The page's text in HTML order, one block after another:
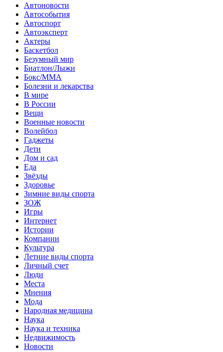
Автоновости
Автособытия
Автоспорт
Автоэксперт
Актеры
Баскетбол
Безумный мир
Биатлон/Лыжи
Бокс/MMA
Болезни и лекарства
В мире
В России
Вещи
Военные новости
Волейбол
Гаджеты
Дети
Дом и сад
Еда
Звёзды
Здоровье
Зимние виды спорта
ЗОЖ
Игры
Интернет
Истории
Компании
Культура
Летние виды спорта
Личный счет
Люди
Места
Мнения
Мода
Народная медицина
Наука
Наука и техника
Недвижимость
Новости